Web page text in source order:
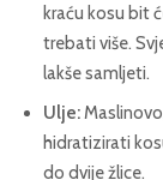
kraću kosu bit
trebati više.
lakše samljeti.
Ulje:
hidratizirati
do dvije žlice.